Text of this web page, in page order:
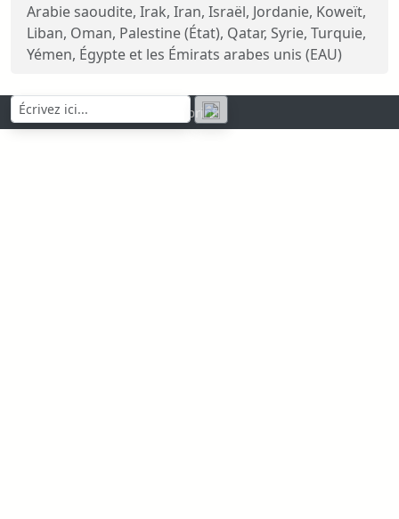
Arabie saoudite, Irak, Iran, Israël, Jordanie, Koweït,
Liban, Oman, Palestine (État), Qatar, Syrie, Turquie,
Yémen, Égypte et les Émirats arabes unis (EAU)
Contact | Privacy policy | Imprint